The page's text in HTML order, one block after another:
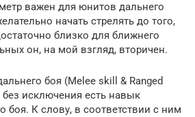
важен для юнитов дальнего
начать стрелять до того,
близко для ближнего
он, на мой взгляд, вторичен.
боя (Melee skill & Ranged
исключения есть навык
боя. К слову, в соответствии с ним